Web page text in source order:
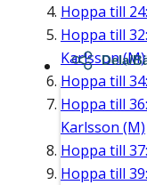
Hoppa till
Hoppa till
Karlsson (M)
Hoppa till
Hoppa till
Karlsson (M)
Hoppa till
Hoppa till
Dela/